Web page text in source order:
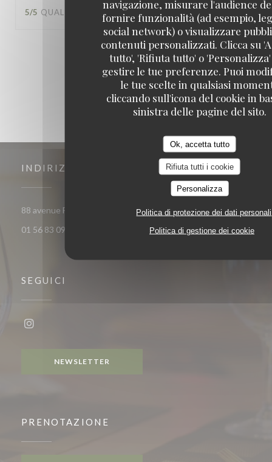
navigazione, misurare l'audience
fornire funzionalità (ad esempio,
social network) o visualizzare
contenuti personalizzati. Clicca su
tutto', 'Rifiuta tutto' o
gestire le tue preferenze. Puoi
le tue scelte in qualsiasi
cliccando sull'icona del cookie in
sinistra delle pagine del sito.
Ok, accetta tutto
Rifiuta tutti i cookie
Personalizza
Politica di protezione dei dati personali
Politica di gestione dei cookie
5/5 QUALITÀ / PREZZO : /5
1 2 3
INDIRIZZO
88 avenue Francois Arago 92000 Nanterre((apre una nuova
01 56 83 09 29
SEGUICI
NEWSLETTER
PRENOTAZIONE